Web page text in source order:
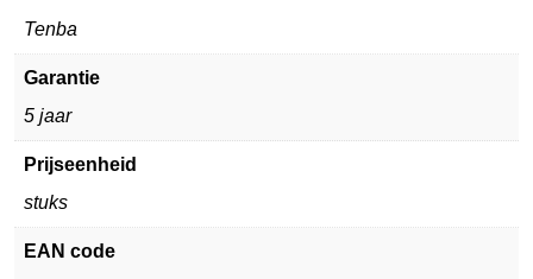
Tenba
Garantie
5 jaar
Prijseenheid
stuks
EAN code